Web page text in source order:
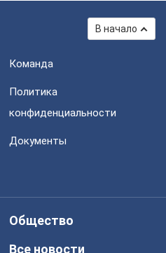
В начало
Команда
Политика
конфиденциальности
Документы
Общество
Все новости